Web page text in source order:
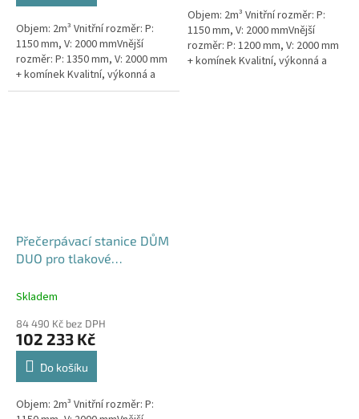
Objem: 2m³ Vnitřní rozměr: P:
1150 mm, V: 2000 mmVnější
rozměr: P: 1350 mm, V: 2000 mm
+ komínek Kvalitní, výkonná a
extrémně spolehlivá
hvězdiček.
Objem: 2m³ Vnitřní rozměr: P:
1150 mm, V: 2000 mmVnější
rozměr: P: 1200 mm, V: 2000 mm
+ komínek Kvalitní, výkonná a
Přečerpávací stanice DŮM
DUO pro tlakové
řezákem dvouplášťová -
Skladem
84 490 Kč bez DPH
102 233 Kč
Do košíku
Objem: 2m³ Vnitřní rozměr: P: